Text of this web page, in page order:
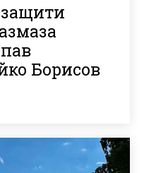
Борисов